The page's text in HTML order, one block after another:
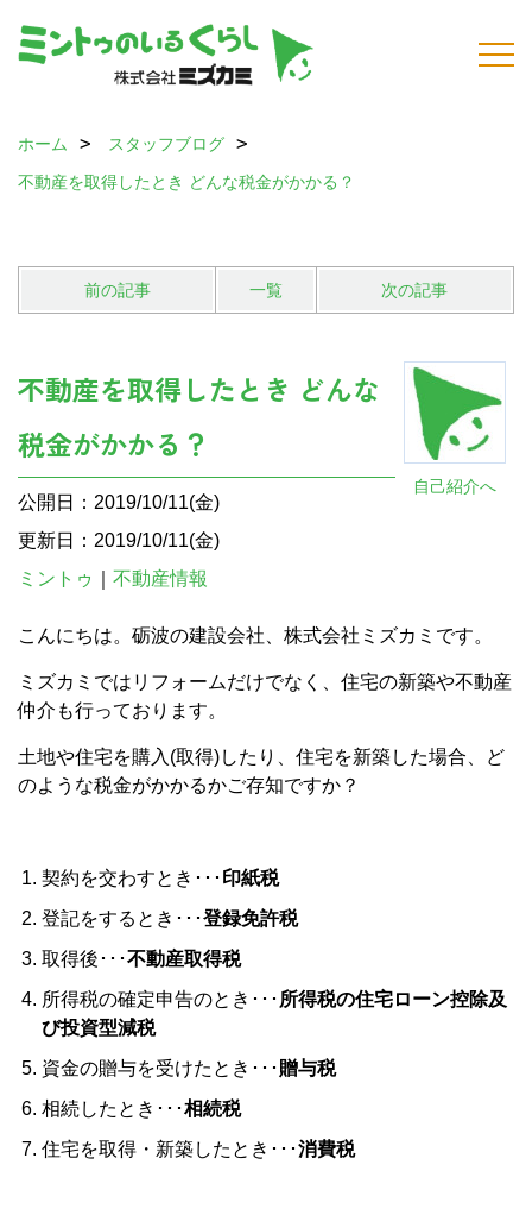
ホーム
スタッフブログ
不動産を取得したとき どんな税金がかかる？
前の記事 一覧 次の記事
自己紹介へ
不動産を取得したとき どんな
税金がかかる？
公開日：2019/10/11(金)
更新日：2019/10/11(金)
ミントゥ
不動産情報
こんにちは。砺波の建設会社、株式会社ミズカミです。
ミズカミではリフォームだけでなく、住宅の新築や不動産
仲介も行っております。
土地や住宅を購入(取得)したり、住宅を新築した場合、ど
のような税金がかかるかご存知ですか？
契約を交わすとき･･･ 印紙税
登記をするとき･･･登録免許税
取得後･･･不動産取得税
所得税の確定申告のとき･･･ 所得税の住宅ローン控除及
び投資型減税
資金の贈与を受けたとき･･･ 贈与税
相続したとき･･･相続税
住宅を取得・新築したとき･･･消費税